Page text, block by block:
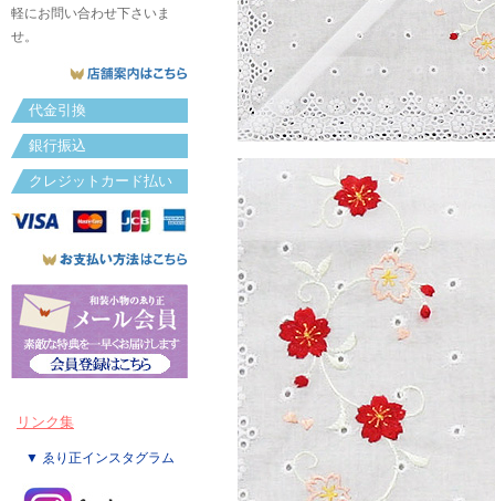
軽にお問い合わせ下さいま
せ。
代金引換
銀行振込
クレジットカード払い
リンク集
▼ ゑり正インスタグラム